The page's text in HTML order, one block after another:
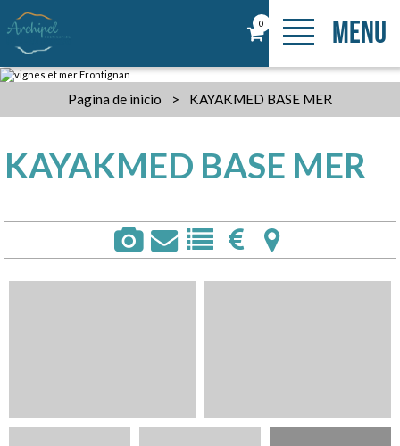
0 MENU
Pagina de inicio > KAYAKMED BASE MER
KAYAKMED BASE MER